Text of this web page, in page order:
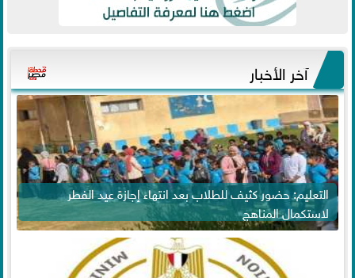
آخر الأخبار
التعليم: حضور كثيف للطلاب بعد انتهاء إجازة عيد الفطر
لاستكمال المناهج